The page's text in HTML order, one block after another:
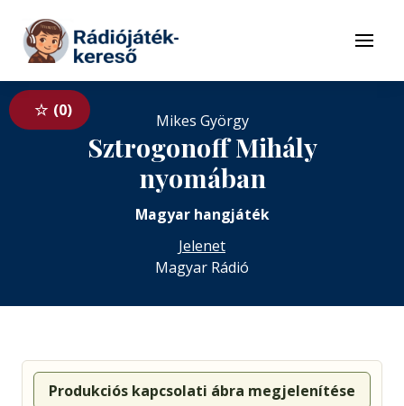
Tovább a tartalomhoz
Menü
0
Mikes György
Sztrogonoff Mihály
nyomában
Magyar hangjáték
Jelenet
Magyar Rádió
Produkciós kapcsolati ábra megjelenítése